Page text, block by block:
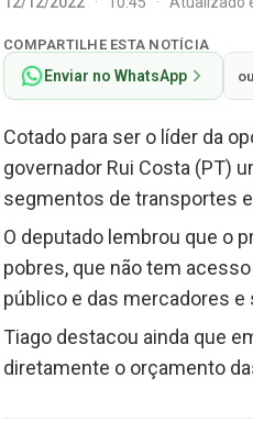
COMPARTILHE ESTA NOTÍCIA
Enviar no WhatsApp
Cotado para ser o líder da
governador Rui Costa (PT)
segmentos de transportes
O deputado lembrou que o
pobres, que não tem
público e das mercadores e
Tiago destacou ainda que
diretamente o orçamento